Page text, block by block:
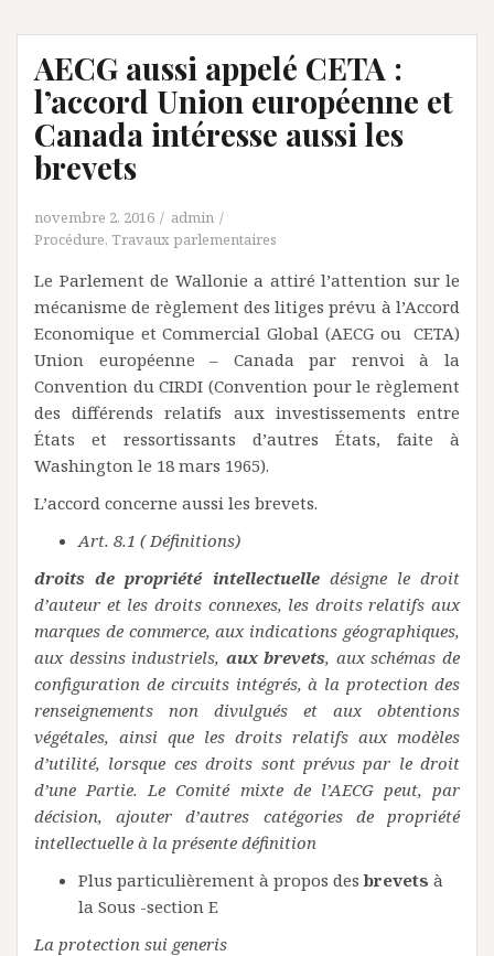
AECG aussi appelé CETA :
l’accord Union européenne et
Canada intéresse aussi les
brevets
novembre 2, 2016
admin
Procédure, Travaux parlementaires
Le Parlement de Wallonie a attiré l’attention sur le
mécanisme de règlement des litiges prévu à l’Accord
Economique et Commercial Global (AECG ou CETA)
Union européenne – Canada par renvoi à la
Convention du CIRDI (Convention pour le règlement
des différends relatifs aux investissements entre
États et ressortissants d’autres États, faite à
Washington le 18 mars 1965).
L’accord concerne aussi les brevets.
Art. 8.1 ( Définitions)
droits de propriété intellectuelledésigne le droit
d’auteur et les droits connexes, les droits relatifs aux
marques de commerce, aux indications géographiques,
aux dessins industriels, aux brevets, aux schémas de
configuration de circuits intégrés, à la protection des
renseignements non divulgués et aux obtentions
végétales, ainsi que les droits relatifs aux modèles
d’utilité, lorsque ces droits sont prévus par le droit
d’une Partie. Le Comité mixte de l’AECG peut, par
décision, ajouter d’autres catégories de propriété
intellectuelle à la présente définition
Plus particulièrement à propos des brevets à
la Sous -section E
La protection sui generis